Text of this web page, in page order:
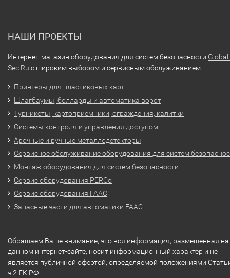
НАШИ ПРОЕКТЫ
Интернет-магазин оборудования для систем безопасности Global-
Sec.Ru с широким выбором и сервисным обслуживанием.
Принтеры для пластиковых карт
Шлагбаумы, болларды и автоматика ворот
Турникеты, картоприемники, ограждения, калитки
Системы контроля и управления доступом
Арочные и ручные металлодетекторы
Сервисное обслуживание оборудования для систем
Монтаж оборудования для систем безопасности
Сервис оборудования PERCo
Сервис оборудования FAAC
Запасные части для автоматики FAAC
Обращаем Ваше внимание, что вся информация, размещенная на
данном интернет-сайте, носит информационный характер и не
является публичной офертой, определяемой положениями
ч.2 ГК РФ.